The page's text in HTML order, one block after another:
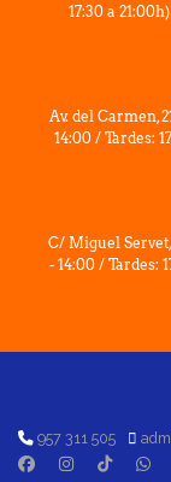
17:30 a
Av. del Carmen,
14:00 / Tardes:
C/ Miguel
- 14:00 / Tardes:
957 311 505